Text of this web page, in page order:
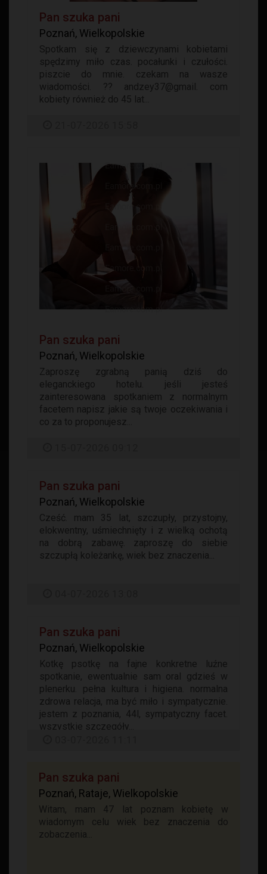
Pan szuka pani
Poznań, Wielkopolskie
Spotkam się z dziewczynami kobietami
spędzimy miło czas. pocałunki i czułości.
piszcie do mnie. czekam na wasze
wiadomości. ?? andzey37@gmail. com
kobiety również do 45 lat...
Pan szuka pani
Poznań, Wielkopolskie
Zaproszę zgrabną panią dziś do
eleganckiego hotelu. jeśli jesteś
zainteresowana spotkaniem z normalnym
facetem napisz jakie są twoje oczekiwania i
co za to proponujesz...
Pan szuka pani
Poznań, Wielkopolskie
Cześć. mam 35 lat, szczupły, przystojny,
elokwentny, uśmiechnięty i z wielką ochotą
na dobrą zabawę. zaproszę do siebie
szczupłą koleżankę, wiek bez znaczenia...
Pan szuka pani
Poznań, Wielkopolskie
Kotkę psotkę na fajne konkretne luźne
spotkanie, ewentualnie sam oral gdzieś w
plenerku. pełna kultura i higiena. normalna
zdrowa relacja, ma być miło i sympatycznie.
jestem z poznania, 44l, sympatyczny facet.
wszystkie szczegóły...
Pan szuka pani
Poznań, Rataje, Wielkopolskie
Witam, mam 47 lat poznam kobietę w
wiadomym celu wiek bez znaczenia do
zobaczenia...